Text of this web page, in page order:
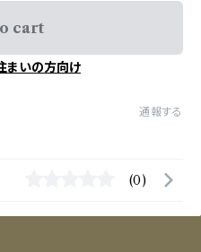
cart
まいの方向け
通報する
(0)